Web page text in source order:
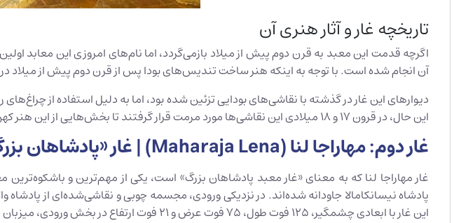
تاریخچه غار و آثار هنری آن
آن انجام شده است. با توجه به اینکه هنر ساخت تندیس‌های بودا پس از قرن دوم پیش از میلاد در
دیوارهای این غار در گذشته با نقاشی‌های بودایی تزئین شده بود، اما به دلیل استفاده از
این حال، در قرون ۱۷ و ۱۸ میلادی این نقاشی‌ها مورد مرمت قرار گرفتند تا بخش‌هایی از این هنر کهن حفظ شود.
غار دوم: مهاراجا لنا (Maharaja Lena) | غار «پادشاهان بزرگ»
غار مهاراجا لنا که به معنای «غار معبد پادشاهان بزرگ» است، یکی از مهم‌ترین و باشکوه‌ترین
پادشاه نیسانکامالا جاودانه شده‌اند. در نزدیکی ورودی، مجسمه چوبی و نقاشی‌شده‌ای از پادشاه
این غار با ابعادی چشمگیر، ۱۲۵ فوت طول، ۷۵ فوت عرض و ۲۱ فوت ارتفاع در بخش ورودی، میزبان حدود ۶۰ مجسمه بودا در حالات مختلف است.